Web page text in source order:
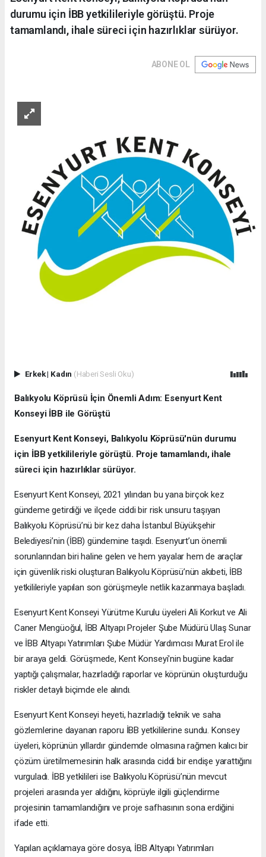
durumu için İBB yetkilileriyle görüştü. Proje
tamamlandı, ihale süreci için hazırlıklar sürüyor.
ABONE OL
Erkek| Kadın (Haberi Sesli Oku)
Balıkyolu Köprüsü İçin Önemli Adım: Esenyurt Kent
Konseyi İBB ile Görüştü
Esenyurt Kent Konseyi, Balıkyolu Köprüsü'nün durumu
için İBB yetkilileriyle görüştü. Proje tamamlandı, ihale
süreci için hazırlıklar sürüyor.
Esenyurt Kent Konseyi, 2021 yılından bu yana birçok kez
gündeme getirdiği ve ilçede ciddi bir risk unsuru taşıyan
Balıkyolu Köprüsü’nü bir kez daha İstanbul Büyükşehir
Belediyesi’nin (İBB) gündemine taşıdı. Esenyurt’un önemli
sorunlarından biri haline gelen ve hem yayalar hem de araçlar
için güvenlik riski oluşturan Balıkyolu Köprüsü’nün akıbeti, İBB
yetkilileriyle yapılan son görüşmeyle netlik kazanmaya başladı.
Esenyurt Kent Konseyi Yürütme Kurulu üyeleri Ali Korkut ve Ali
Caner Mengüoğul, İBB Altyapı Projeler Şube Müdürü Ulaş Sunar
ve İBB Altyapı Yatırımları Şube Müdür Yardımcısı Murat Erol ile
bir araya geldi. Görüşmede, Kent Konseyi'nin bugüne kadar
yaptığı çalışmalar, hazırladığı raporlar ve köprünün oluşturduğu
riskler detaylı biçimde ele alındı.
Esenyurt Kent Konseyi heyeti, hazırladığı teknik ve saha
gözlemlerine dayanan raporu İBB yetkililerine sundu. Konsey
üyeleri, köprünün yıllardır gündemde olmasına rağmen kalıcı bir
çözüm üretilmemesinin halk arasında ciddi bir endişe yarattığını
vurguladı. İBB yetkilileri ise Balıkyolu Köprüsü’nün mevcut
projeleri arasında yer aldığını, köprüyle ilgili güçlendirme
projesinin tamamlandığını ve proje safhasının sona erdiğini
ifade etti.
Yapılan açıklamaya göre dosya, İBB Altyapı Yatırımları